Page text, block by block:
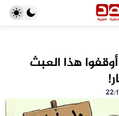
هذا العبث